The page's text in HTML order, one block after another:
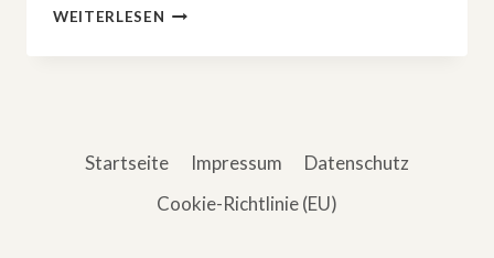
WEITERLESEN »TERRA
DIE
ARALD L
ESCH
Startseite Impressum
Datenschutz
Cookie-Richtlinie (EU)